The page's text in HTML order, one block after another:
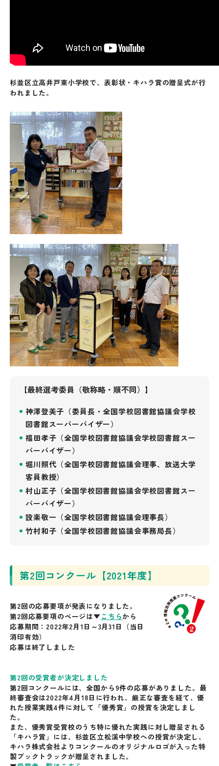
杉並区立高井戸東小学校で、表彰状・キハラ賞の贈呈式が行
われました。
【最終選考委員（敬称略・順不同）】
神澤登美子（委員長・全国学校図書館協議会学校
図書館スーパーバイザー）
福田孝子（全国学校図書館協議会学校図書館スー
パーバイザー）
堀川照代（全国学校図書館協議会理事、放送大学
客員教授）
村山正子（全国学校図書館協議会学校図書館スー
パーバイザー）
設楽敬一（全国学校図書館協議会理事長）
竹村和子（全国学校図書館協議会事務局長）
第2回コンクール【2021年度】
第2回の応募要項が発表になりました。
第2回応募要項のページは▼こちらから
応募期間：2022年2月1日～3月31日（当日
消印有効）
応募は終了しました
第2回の受賞者が決定しました
第2回コンクールには、全国から9件の応募がありました。最
終審査会は2022年4月18日に行われ、厳正な審査を経て、優
れた授業実践4件に対して「優秀賞」の授賞を決定しまし
た。
また、優秀賞受賞校のうち特に優れた実践に対し贈呈される
「キハラ賞」には、杉並区立松溪中学校への授賞が決定し、
キハラ株式会社よりコンクールのオリジナルロゴが入った特
製ブックトラックが贈呈されました。